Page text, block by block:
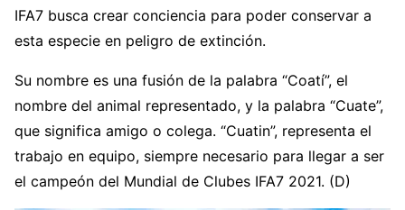
IFA7 busca crear conciencia para poder conservar a
esta especie en peligro de extinción.
Su nombre es una fusión de la palabra “Coatí”, el
nombre del animal representado, y la palabra “Cuate”,
que significa amigo o colega. “Cuatin”, representa el
trabajo en equipo, siempre necesario para llegar a ser
el campeón del Mundial de Clubes IFA7 2021. (D)